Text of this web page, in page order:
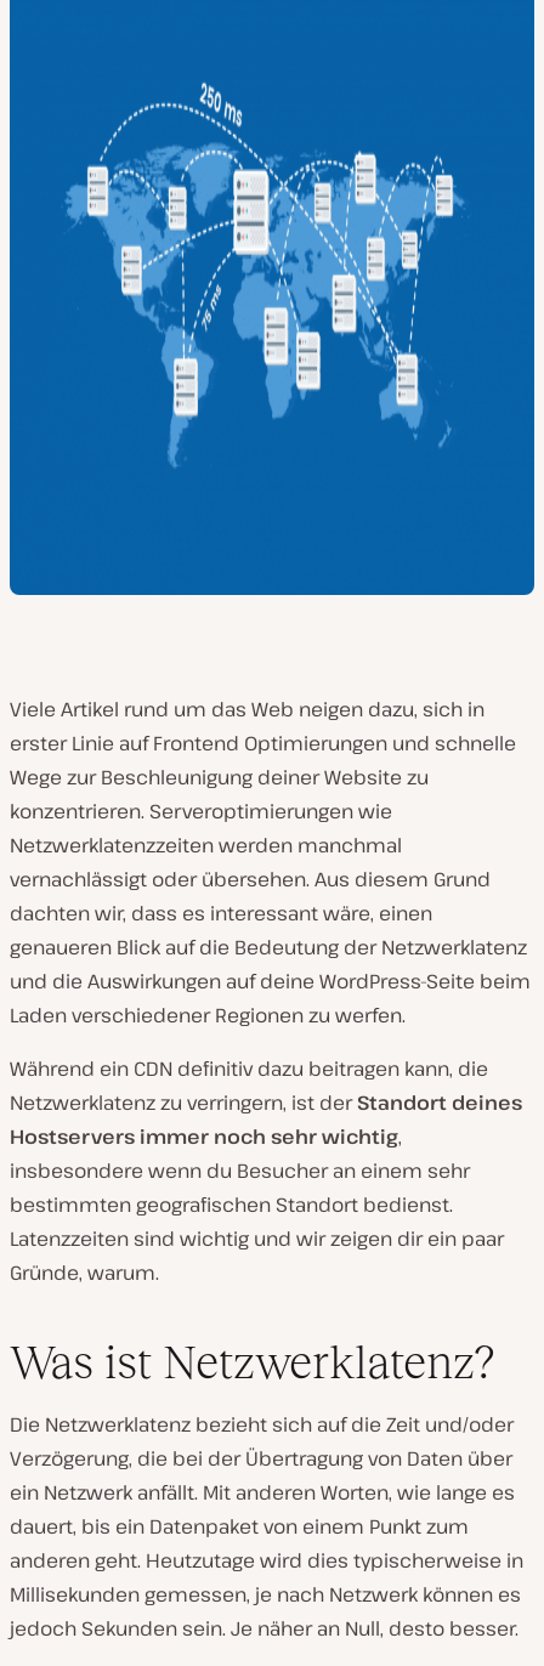
Viele Artikel rund um das Web neigen dazu, sich in
erster Linie auf Frontend Optimierungen und schnelle
Wege zur Beschleunigung deiner Website zu
konzentrieren. Serveroptimierungen wie
Netzwerklatenzzeiten werden manchmal
vernachlässigt oder übersehen. Aus diesem Grund
dachten wir, dass es interessant wäre, einen
genaueren Blick auf die Bedeutung der Netzwerklatenz
und die Auswirkungen auf deine WordPress-Seite beim
Laden verschiedener Regionen zu werfen.
Während ein CDN definitiv dazu beitragen kann, die
Netzwerklatenz zu verringern, ist derStandort deines
Hostservers immer noch sehr wichtig,
insbesondere wenn du Besucher an einem sehr
bestimmten geografischen Standort bedienst.
Latenzzeiten sind wichtig und wir zeigen dir ein paar
Gründe, warum.
Was ist Netzwerklatenz?
Die Netzwerklatenz bezieht sich auf die Zeit und/oder
Verzögerung, die bei der Übertragung von Daten über
ein Netzwerk anfällt. Mit anderen Worten, wie lange es
dauert, bis ein Datenpaket von einem Punkt zum
anderen geht. Heutzutage wird dies typischerweise in
Millisekunden gemessen, je nach Netzwerk können es
jedoch Sekunden sein. Je näher an Null, desto besser.